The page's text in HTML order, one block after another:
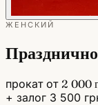
ЖЕНСКИЙ
прокат от 2 000
+ залог 3 500